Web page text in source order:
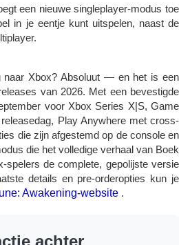
een nieuwe singleplayer-modus toe
in je eentje kunt uitspelen, naast de
naar Xbox? Absoluut — en het is een
van 2026. Met een bevestigde
voor Xbox Series X|S, Game
Play Anywhere met cross-
die zijn afgestemd op de console en
die het volledige verhaal van Boek
spelers de complete, gepolijste versie
details en pre-orderopties kun je
Awakening-website .